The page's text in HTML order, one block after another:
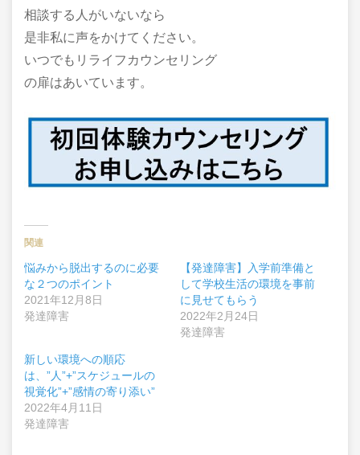
相談する人がいないなら
是非私に声をかけてください。
いつでもリライフカウンセリング
の扉はあいています。
関連
悩みから脱出するのに必要
な２つのポイント
2021年12月8日
発達障害
【発達障害】入学前準備と
して学校生活の環境を事前
に見せてもらう
2022年2月24日
発達障害
新しい環境への順応
は、”人”+”スケジュールの
視覚化”+”感情の寄り添い”
2022年4月11日
発達障害